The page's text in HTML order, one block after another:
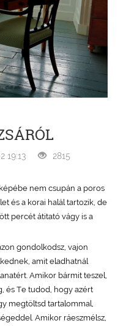
19:13 2815
nem csupán a poros
és a korai halál tartozik, de
percét átitató vágy is a
gondolkodsz, vajon
amit eladhatnál
Amikor bármit teszel,
és Te tudod, hogy azért
megtöltsd tartalommal,
Amikor ráeszmélsz,